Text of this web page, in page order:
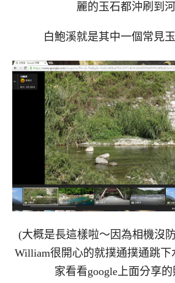
麗的玉石都沖刷到
白鮑溪就是其中一個常見
(大概是長這樣啦～因為相機沒
William很開心的就撲通撲通跳下
家看看google上面分享